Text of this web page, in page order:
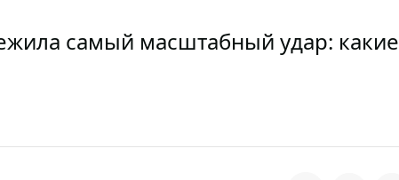
самый масштабный удар: какие